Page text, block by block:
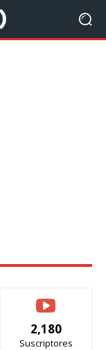
2,180
Suscriptores